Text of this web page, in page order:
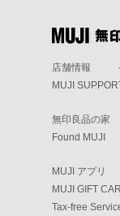
店舗情報
MUJI
無印良品の家
Found MUJI
MUJI アプリ
MUJI GIFT
Tax-free